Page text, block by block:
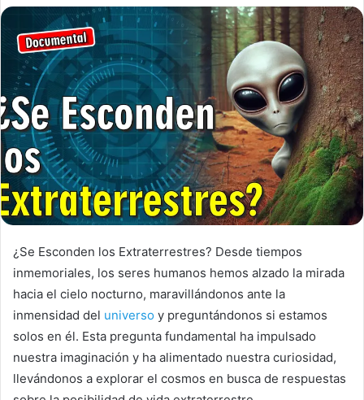
¿Se Esconden los Extraterrestres? Desde tiempos
inmemoriales, los seres humanos hemos alzado la mirada
hacia el cielo nocturno, maravillándonos ante la
inmensidad del universo y preguntándonos si estamos
solos en él. Esta pregunta fundamental ha impulsado
nuestra imaginación y ha alimentado nuestra curiosidad,
llevándonos a explorar el cosmos en busca de respuestas